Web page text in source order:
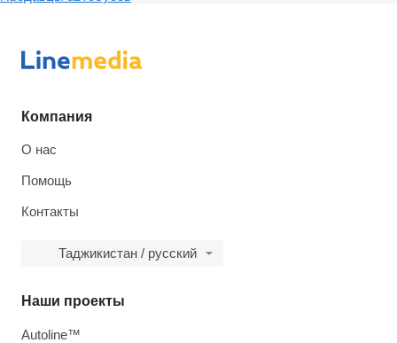
Компания
О нас
Помощь
Контакты
Таджикистан / русский
Наши проекты
Autoline™